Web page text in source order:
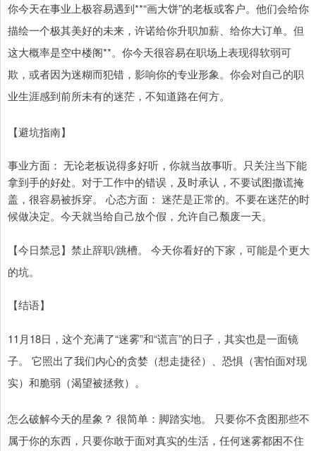
你今天在事业上极容易遇到**“画大饼”的老板或客户。他们会给你
描绘一个极其美好的未来，许诺给你升职加薪、给你大订单。但
这大概率是空中楼阁**。你今天很容易在职场上表现得软弱可
欺，或者因为迷糊而犯错，影响你的专业形象。你会对自己的职
业生涯感到前所未有的迷茫，不知道路在何方。
【避坑指南】
事业方面： 无论老板说得多好听，你就当故事听。只关注当下能
拿到手的好处。对于工作中的错误，及时承认，不要试图撒谎掩
盖，很容易被拆穿。 心态方面： 迷茫是正常的。不要在迷茫的时
候做决定。今天就当给自己放个假，允许自己颓废一天。
【今日禁忌】禁止辞职/跳槽。 今天你看好的下家，可能是个更大
的坑。
【结语】
11月18日，这个充满了“迷雾”和“谎言”的日子，其实也是一面镜
子。 它照出了我们内心的贪婪（想走捷径）、恐惧（害怕面对现
实）和脆弱（渴望被拯救）。
怎么破解今天的星象？ 很简单：脚踏实地。 只要你不贪图那些不
属于你的东西，只要你敢于面对真实的生活，任何迷雾都困不住